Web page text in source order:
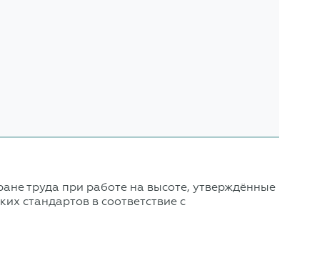
труда при работе на высоте, утверждённые
стандартов в соответствие с